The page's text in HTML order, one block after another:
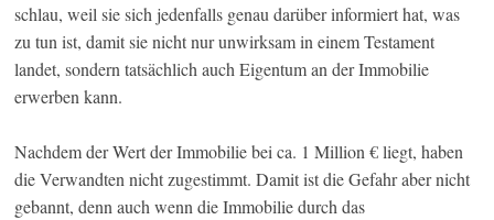
schlau, weil sie sich jedenfalls genau darüber informiert hat, was
zu tun ist, damit sie nicht nur unwirksam in einem Testament
landet, sondern tatsächlich auch Eigentum an der Immobilie
erwerben kann.
Nachdem der Wert der Immobilie bei ca. 1 Million € liegt, haben
die Verwandten nicht zugestimmt. Damit ist die Gefahr aber nicht
gebannt, denn auch wenn die Immobilie durch das